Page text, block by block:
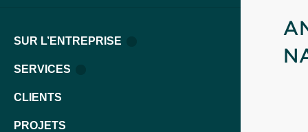
SUR L’ENTREPRISE
SERVICES
CLIENTS
PROJETS